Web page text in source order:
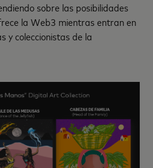
sobre las posibilidades
la Web3 mientras entran en
y coleccionistas de la